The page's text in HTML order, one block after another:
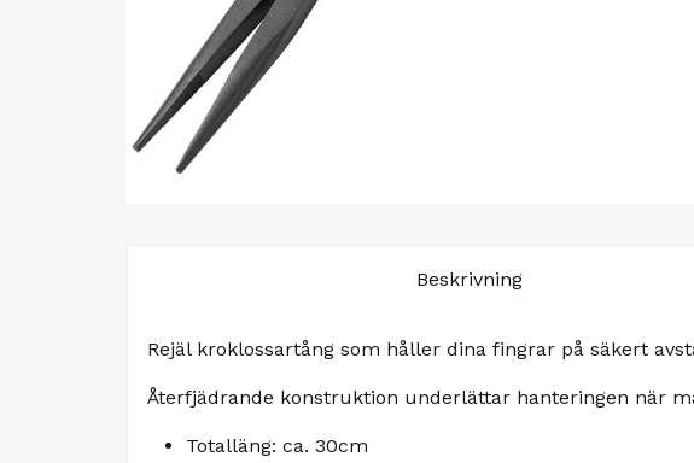
Beskrivning
Rejäl kroklossartång som håller dina fingrar på säkert
Återfjädrande konstruktion underlättar hanteringen när
Totalläng: ca. 30cm